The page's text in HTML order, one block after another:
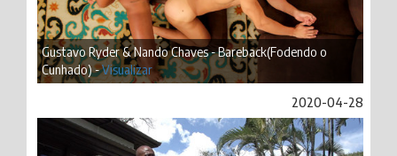
Gustavo Ryder & Nando Chaves - Bareback(Fodendo o
Cunhado) -Visualizar
2020-04-28